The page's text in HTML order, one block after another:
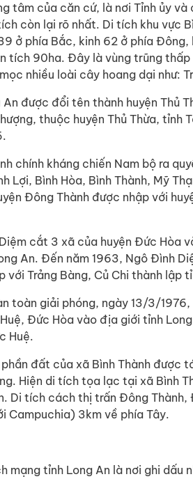
tâm của căn cứ, là nơi Tỉnh ủy
còn lại rõ nhất. Di tích khu vực
ở phía Bắc, kinh 62 ở phía Đông,
tích 90ha. Đây là vùng trũng
nhiều loài cây hoang dại như:
An được đổi tên thành huyện Thủ
thuộc huyện Thủ Thừa, tỉnh
chính kháng chiến Nam bộ ra
Lợi, Bình Hòa, Bình Thành, Mỹ
Đông Thành được nhập với
cắt 3 xã của huyện Đức Hòa
An. Đến năm 1963, Ngô Đình
với Trảng Bàng, Củ Chi thành lập
toàn giải phóng, ngày 13/3/
Đức Hòa vào địa giới tỉnh
Huệ.
đất của xã Bình Thành được
Hiện di tích tọa lạc tại xã Bình
Di tích cách thị trấn Đông
Campuchia) 3km về phía Tây.
mạng tỉnh Long An là nơi ghi dấu